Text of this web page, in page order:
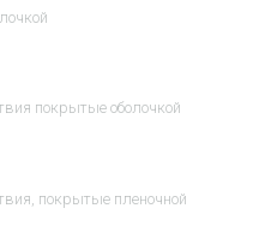
покрытые оболочкой
покрытые пленочной